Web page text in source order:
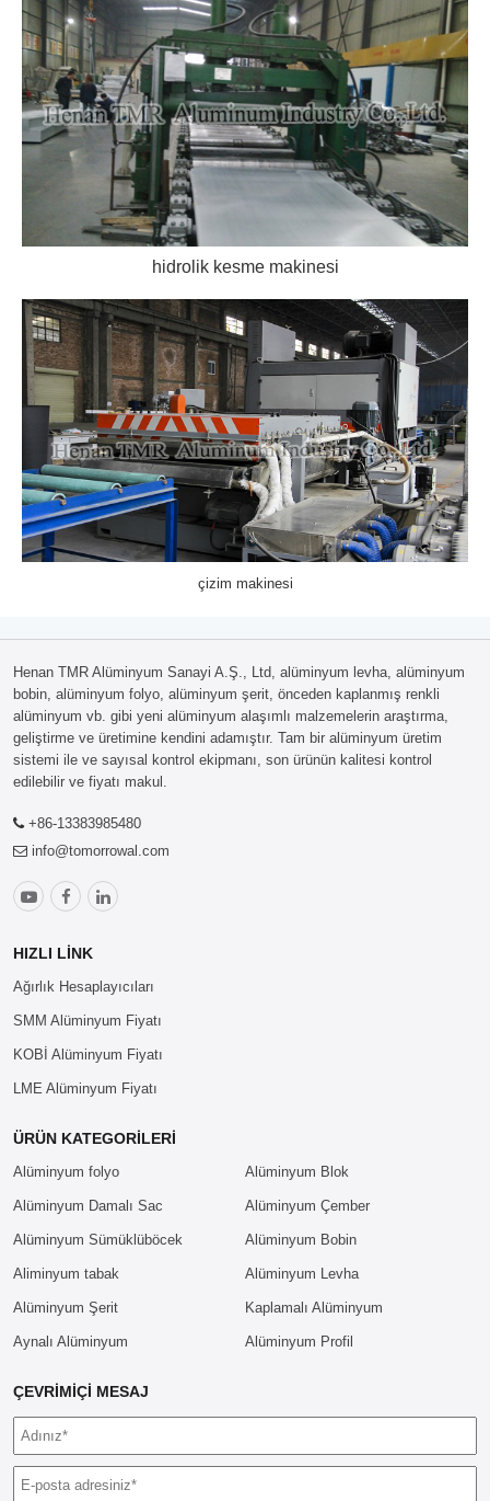
hidrolik kesme makinesi
çizim makinesi
Henan TMR Alüminyum Sanayi A.Ş., Ltd, alüminyum levha, alüminyum
bobin, alüminyum folyo, alüminyum şerit, önceden kaplanmış renkli
alüminyum vb. gibi yeni alüminyum alaşımlı malzemelerin araştırma,
geliştirme ve üretimine kendini adamıştır. Tam bir alüminyum üretim
sistemi ile ve sayısal kontrol ekipmanı, son ürünün kalitesi kontrol
edilebilir ve fiyatı makul.
+86-13383985480
info@tomorrowal.com
HIZLI LINK
Ağırlık Hesaplayıcıları
SMM Alüminyum Fiyatı
KOBİ Alüminyum Fiyatı
LME Alüminyum Fiyatı
ÜRÜN KATEGORILERI
Alüminyum folyo Alüminyum Blok
Alüminyum Damalı Sac Alüminyum Çember
Alüminyum Sümüklüböcek Alüminyum Bobin
Aliminyum tabak Alüminyum Levha
Alüminyum Şerit Kaplamalı Alüminyum
Aynalı Alüminyum Alüminyum Profil
ÇEVRIMIÇI MESAJ